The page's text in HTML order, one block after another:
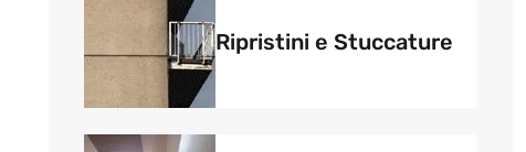
Ripristini e Stuccature